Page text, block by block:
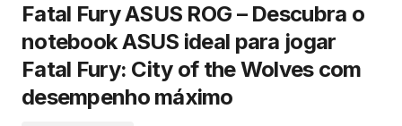
Fatal Fury ASUS ROG – Descubra o
notebook ASUS ideal para jogar
Fatal Fury: City of the Wolves com
desempenho máximo